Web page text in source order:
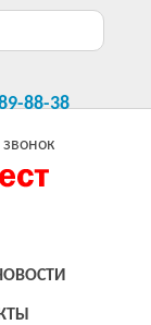
88-38
звонок